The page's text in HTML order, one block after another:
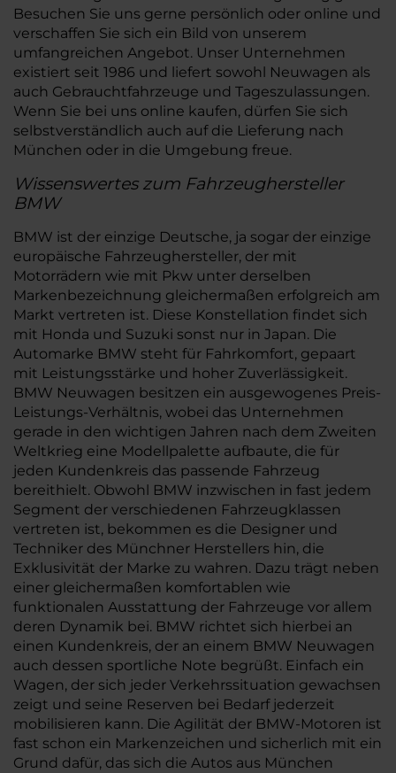
Besuchen Sie uns gerne persönlich oder online und
verschaffen Sie sich ein Bild von unserem
umfangreichen Angebot. Unser Unternehmen
existiert seit 1986 und liefert sowohl Neuwagen als
auch Gebrauchtfahrzeuge und Tageszulassungen.
Wenn Sie bei uns online kaufen, dürfen Sie sich
selbstverständlich auch auf die Lieferung nach
München oder in die Umgebung freue.
Wissenswertes zum Fahrzeughersteller
BMW
BMW ist der einzige Deutsche, ja sogar der einzige
europäische Fahrzeughersteller, der mit
Motorrädern wie mit Pkw unter derselben
Markenbezeichnung gleichermaßen erfolgreich am
Markt vertreten ist. Diese Konstellation findet sich
mit Honda und Suzuki sonst nur in Japan. Die
Automarke BMW steht für Fahrkomfort, gepaart
mit Leistungsstärke und hoher Zuverlässigkeit.
BMW Neuwagen besitzen ein ausgewogenes Preis-
Leistungs-Verhältnis, wobei das Unternehmen
gerade in den wichtigen Jahren nach dem Zweiten
Weltkrieg eine Modellpalette aufbaute, die für
jeden Kundenkreis das passende Fahrzeug
bereithielt. Obwohl BMW inzwischen in fast jedem
Segment der verschiedenen Fahrzeugklassen
vertreten ist, bekommen es die Designer und
Techniker des Münchner Herstellers hin, die
Exklusivität der Marke zu wahren. Dazu trägt neben
einer gleichermaßen komfortablen wie
funktionalen Ausstattung der Fahrzeuge vor allem
deren Dynamik bei. BMW richtet sich hierbei an
einen Kundenkreis, der an einem BMW Neuwagen
auch dessen sportliche Note begrüßt. Einfach ein
Wagen, der sich jeder Verkehrssituation gewachsen
zeigt und seine Reserven bei Bedarf jederzeit
mobilisieren kann. Die Agilität der BMW-Motoren ist
fast schon ein Markenzeichen und sicherlich mit ein
Grund dafür, das sich die Autos aus München